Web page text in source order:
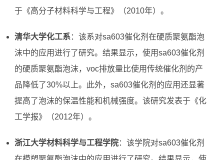
于《高分子材料科学与工程》（2010年）。
清华大学化工系：该系对sa603催化剂在硬质聚氨酯泡
沫中的应用进行了研究。结果显示，使用sa603催化剂
的硬质聚氨酯泡沫，voc排放量比使用传统催化剂的产
品降低了30%以上。此外，sa603催化剂的应用还显著
提高了泡沫的保温性能和机械强度。该研究发表于《化
工学报》（2012年）。
浙江大学材料科学与工程学院：该学院对sa603催化剂